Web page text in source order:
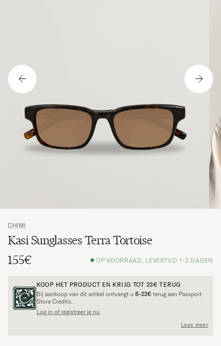
CHIMI
Kasi Sunglasses Terra Tortoise
155€
OP VOORRAAD, LEVERTIJD 1-3 DAGEN
KOOP HET PRODUCT EN KRIJG TOT 23€ TERUG
Bij aankoop van dit artikel ontvangt u 8-23€ terug aan Passport
Store Credits.
Log in of registreer je nu
Lees meer